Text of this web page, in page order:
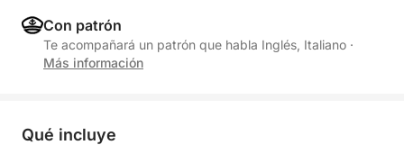
Con patrón
Te acompañará un patrón que habla Inglés, Italiano ·
Más información
Qué incluye